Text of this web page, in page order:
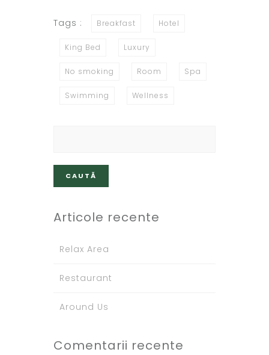
Tags : Breakfast Hotel
King Bed Luxury
No smoking Room Spa
Swimming Wellness
Articole recente
Relax Area
Restaurant
Around Us
Comentarii recente